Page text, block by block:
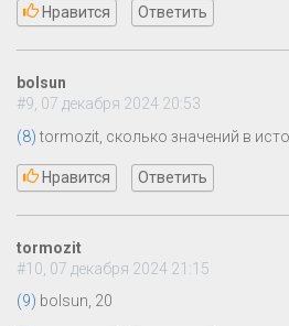
Нравится Ответить
bolsun
#9, 07 декабря 2024 20:53
(8)tormozit, сколько значений в
Нравится Ответить
tormozit
#10, 07 декабря 2024 21:15
(9) bolsun, 20